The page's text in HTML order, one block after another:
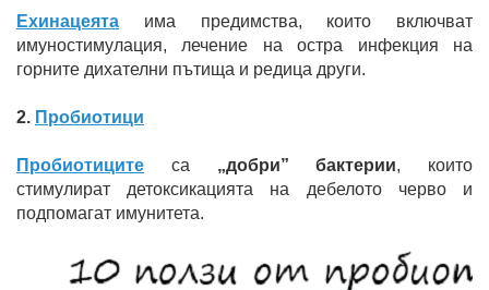
Ехинацеята има предимства, които включват
имуностимулация, лечение на остра инфекция на
горните дихателни пътища и редица други.
2. Пробиотици
Пробиотиците са „добри” бактерии, които
стимулират детоксикацията на дебелото черво и
подпомагат имунитета.